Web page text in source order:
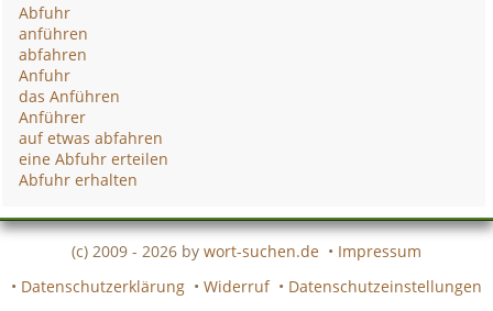
Abfuhr
anführen
abfahren
Anfuhr
das Anführen
Anführer
auf etwas abfahren
eine Abfuhr erteilen
Abfuhr erhalten
(c) 2009 - 2026 by wort-suchen.de • Impressum
• Datenschutzerklärung • Widerruf • Datenschutzeinstellungen